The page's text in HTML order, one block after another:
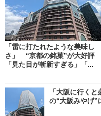
「雷に打たれたような美味し
さ」 “京都の銘菓”が大好評
「見た目が斬新すぎる」「...
「大阪に行く
の“大阪みやげ